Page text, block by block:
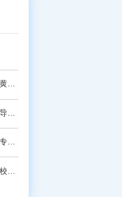
【炽夏采风录】学校开展暑期黄河保护“三下...
运动员个人数据权利法律保护专题研讨会在学...